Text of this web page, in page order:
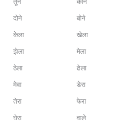
तूने कोने
दोने बोने
केला खेला
झेला मेला
ठेला ढेला
मेवा डेरा
तेरा फेरा
घेरा वाले